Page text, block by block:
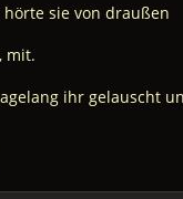
sie von draußen
mit.
ihr gelauscht